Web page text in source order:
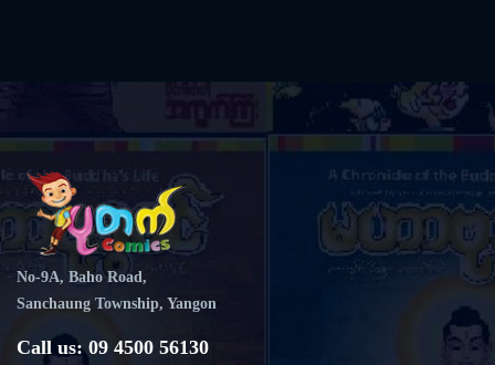
No-9A, Baho Road,
Sanchaung Township, Yangon
Call us: 09 4500 56130